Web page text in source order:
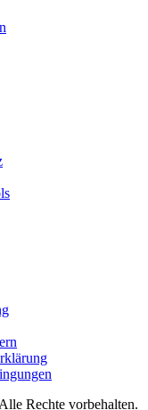
Alle Rechte vorbehalten.